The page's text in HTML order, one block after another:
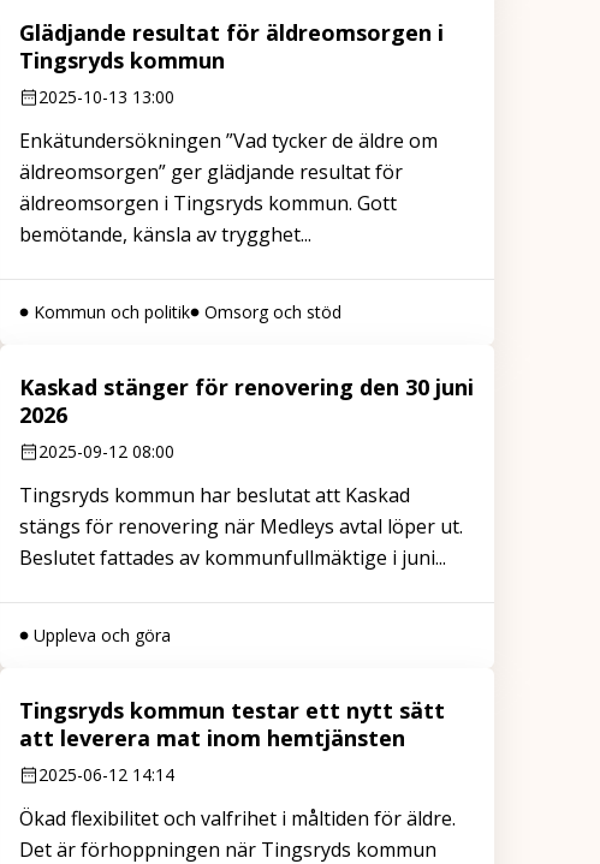
Glädjande resultat för äldreomsorgen i
Tingsryds kommun
2025-10-13 13:00
Enkätundersökningen ”Vad tycker de äldre om
äldreomsorgen” ger glädjande resultat för
äldreomsorgen i Tingsryds kommun. Gott
bemötande, känsla av trygghet...
Kommun och politik Omsorg och stöd
Kaskad stänger för renovering den 30 juni
2026
2025-09-12 08:00
Tingsryds kommun har beslutat att Kaskad
stängs för renovering när Medleys avtal löper ut.
Beslutet fattades av kommunfullmäktige i juni...
Uppleva och göra
Tingsryds kommun testar ett nytt sätt
att leverera mat inom hemtjänsten
2025-06-12 14:14
Ökad flexibilitet och valfrihet i måltiden för äldre.
Det är förhoppningen när Tingsryds kommun